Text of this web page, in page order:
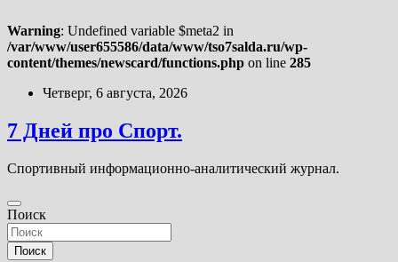
Warning: Undefined variable $meta2 in
/var/www/user655586/data/www/tso7salda.ru/wp-
content/themes/newscard/functions.php on line 285
Перейти
содержимому
Четверг, 6 августа, 2026
7 Дней про Спорт.
Спортивный информационно-аналитический журнал.
Поиск
Поиск